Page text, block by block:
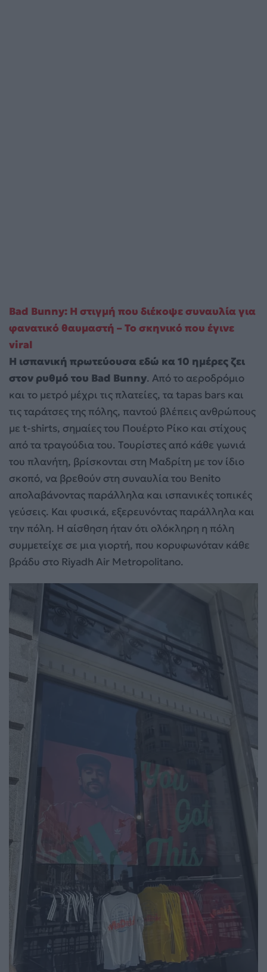
Bad Bunny: Η στιγμή που διέκοψε συναυλία για
φανατικό θαυμαστή – Το σκηνικό που έγινε
viral
Η ισπανική πρωτεύουσα εδώ κα 10 ημέρες ζει
στον ρυθμό του Bad Bunny. Από το αεροδρόμιο
και το μετρό μέχρι τις πλατείες, τα tapas bars και
τις ταράτσες της πόλης, παντού βλέπεις ανθρώπους
με t-shirts, σημαίες του Πουέρτο Ρίκο και στίχους
από τα τραγούδια του. Τουρίστες από κάθε γωνιά
του πλανήτη, βρίσκονται στη Μαδρίτη με τον ίδιο
σκοπό, να βρεθούν στη συναυλία του Benito
απολαβάνοντας παράλληλα και ισπανικές τοπικές
γεύσεις. Και φυσικά, εξερευνόντας παράλληλα και
την πόλη. Η αίσθηση ήταν ότι ολόκληρη η πόλη
συμμετείχε σε μια γιορτή, που κορυφωνόταν κάθε
βράδυ στο Riyadh Air Metropolitano.